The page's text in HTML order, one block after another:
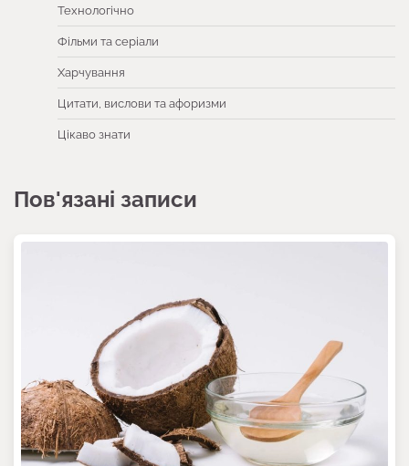
Технологічно
Фільми та серіали
Харчування
Цитати, вислови та афоризми
Цікаво знати
Пов'язані записи